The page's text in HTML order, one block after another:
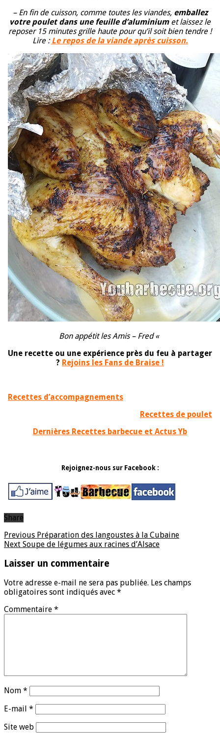
– En fin de cuisson, comme toutes les viandes, emballez
votre poulet dans une feuille d’aluminium et laissez le
reposer 15 minutes grille haute pour qu’il soit bien tendre !
Lire : Le repos de la viande après cuisson.
Bon appétit les Amis – Fred «
Une recette ou une expérience près du feu à partager
? Rejoins les Fans de Braise !
Recettes d’accompagnements
Recettes de poulet
Dernières Recettes barbecue et Actus Yb
Rejoignez-nous sur Facebook :
Share
Previous Préparation des langoustes à la Cubaine
Next Soupe de légumes aux racines d’Alsace
Laisser un commentaire
Votre adresse e-mail ne sera pas publiée. Les champs
obligatoires sont indiqués avec *
Commentaire *
Nom *
E-mail *
Site web